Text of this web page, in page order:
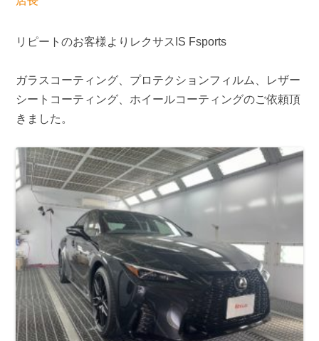
リピートのお客様よりレクサスIS Fsports
ガラスコーティング、プロテクションフィルム、レザー
シートコーティング、ホイールコーティングのご依頼頂
きました。